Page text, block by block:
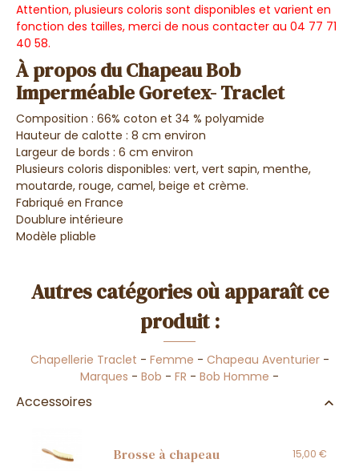
Attention, plusieurs coloris sont disponibles et varient en
fonction des tailles, merci de nous contacter au 04 77 71
40 58.
À propos du Chapeau Bob
Imperméable Goretex- Traclet
Composition : 66% coton et 34 % polyamide
Hauteur de calotte : 8 cm environ
Largeur de bords : 6 cm environ
Plusieurs coloris disponibles: vert, vert sapin, menthe,
moutarde, rouge, camel, beige et crème.
Fabriqué en France
Doublure intérieure
Modèle pliable
Autres catégories où apparaît ce
produit :
Chapellerie Traclet - Femme - Chapeau Aventurier-
Marques - Bob - FR - Bob Homme -
Accessoires
Brosse à chapeau 15,00 €